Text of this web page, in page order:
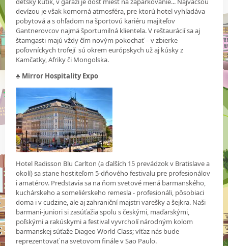
devízou je však komorná atmosféra, pre ktorú hotel vyhľadáva
pobytová a s ohľadom na športovú kariéru majiteľov
Gantnerovcov najmä športumilná klientela. V reštaurácií sa aj
štamgasti majú vždy čím novým pokochať – v zbierke
poľovníckych trofejí sú okrem európskych už aj kúsky z
Kamčatky, Afriky či Mongolska.
♣ Mirror Hospitality Expo
Hotel Radisson Blu Carlton (a ďalších 15 prevádzok v Bratislave a
okolí) sa stane hostiteľom 5-dňového festivalu pre profesionálov
i amatérov. Predstavia sa na ňom svetové mená barmanského,
kuchárskeho a someliérskeho remesla - profesionáli, pôsobiaci
doma i v cudzine, ale aj zahraniční majstri varešky a šejkra. Naši
barmani-juniori si zasúťažia spolu s českými, maďarskými,
poľskými a rakúskymi a festival vyvrcholí národným kolom
barmanskej súťaže Diageo World Class; víťaz nás bude
reprezentovať na svetovom finále v Sao Paulo.